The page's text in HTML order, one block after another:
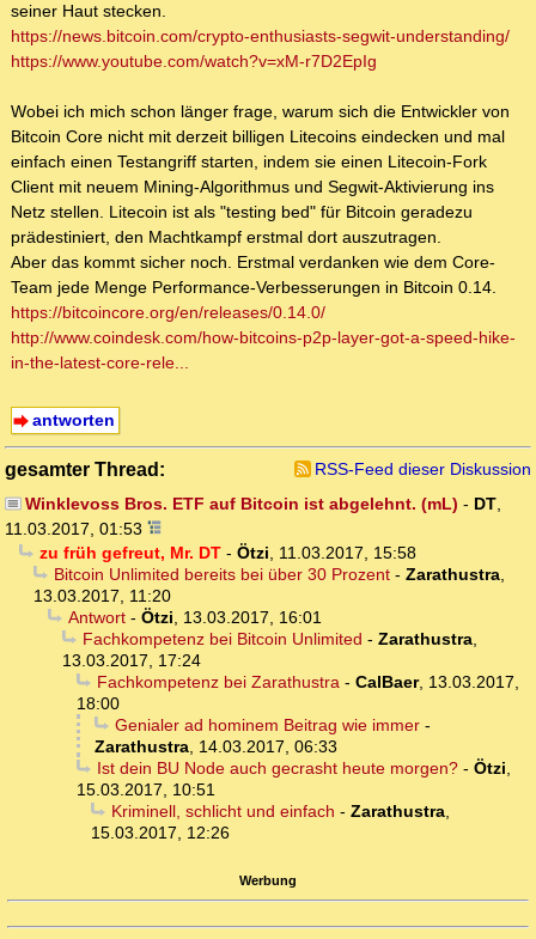
seiner Haut stecken.
https://news.bitcoin.com/crypto-enthusiasts-segwit-understanding/
https://www.youtube.com/watch?v=xM-r7D2EpIg
Wobei ich mich schon länger frage, warum sich die Entwickler von
Bitcoin Core nicht mit derzeit billigen Litecoins eindecken und mal
einfach einen Testangriff starten, indem sie einen Litecoin-Fork
Client mit neuem Mining-Algorithmus und Segwit-Aktivierung ins
Netz stellen. Litecoin ist als "testing bed" für Bitcoin geradezu
prädestiniert, den Machtkampf erstmal dort auszutragen.
Aber das kommt sicher noch. Erstmal verdanken wie dem Core-
Team jede Menge Performance-Verbesserungen in Bitcoin 0.14.
https://bitcoincore.org/en/releases/0.14.0/
http://www.coindesk.com/how-bitcoins-p2p-layer-got-a-speed-hike-
in-the-latest-core-rele...
antworten
gesamter Thread:
RSS-Feed dieser Diskussion
Winklevoss Bros. ETF auf Bitcoin ist abgelehnt. (mL) - DT,
11.03.2017, 01:53
zu früh gefreut, Mr. DT- Ötzi, 11.03.2017, 15:58
Bitcoin Unlimited bereits bei über 30 Prozent- Zarathustra,
13.03.2017, 11:20
Antwort- Ötzi, 13.03.2017, 16:01
Fachkompetenz bei Bitcoin Unlimited - Zarathustra,
13.03.2017, 17:24
Fachkompetenz bei Zarathustra- CalBaer, 13.03.2017,
18:00
Genialer ad hominem Beitrag wie immer-
Zarathustra, 14.03.2017, 06:33
Ist dein BU Node auch gecrasht heute morgen?- Ötzi,
15.03.2017, 10:51
Kriminell, schlicht und einfach - Zarathustra,
15.03.2017, 12:26
Werbung